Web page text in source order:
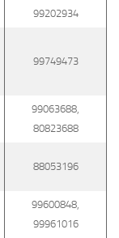
99202934
99749473
99063688,
80823688
88053196
99600848,
99961016